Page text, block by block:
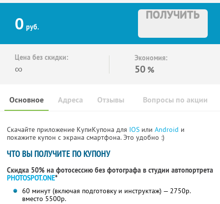
0 руб.
ПОЛУЧИТЬ
Цена без скидки:
∞
Экономия:
50 %
Основное Отзывы Вопросы по акции
Адреса
Скачайте приложение КупиКупона для IOS или Android и
покажите купон с экрана смартфона. Это удобно :)
ЧТО ВЫ ПОЛУЧИТЕ ПО КУПОНУ
Скидка 50% на фотосессию без фотографа в студии автопортрета
PHOTOSPOT.ONE*
60 минут (включая подготовку и инструктаж) — 2750р.
вместо 5500р.